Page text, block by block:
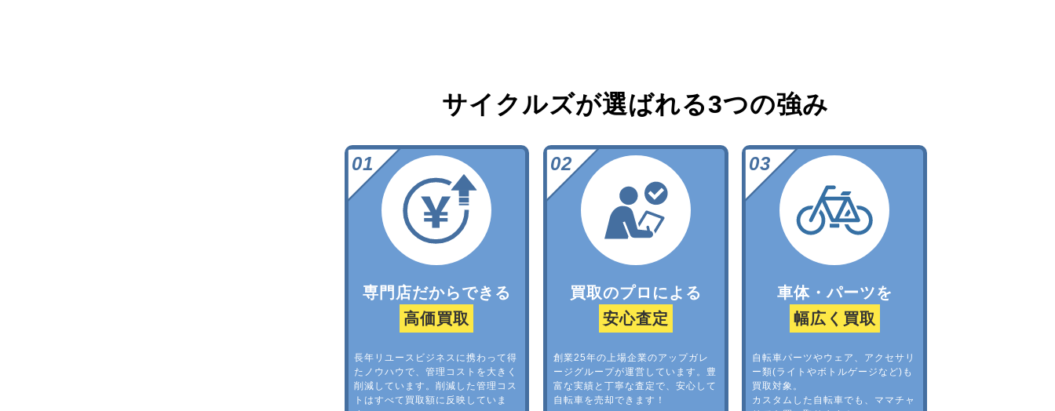
サイクルズが選ばれる3つの強み
専門店だからできる
高価買取
長年リユースビジネスに携わって得
たノウハウで、管理コストを大きく
削減しています。削減した管理コス
トはすべて買取額に反映していま
買取のプロによる
安心査定
創業25年の上場企業のアップガレ
ージグループが運営しています。豊
富な実績と丁寧な査定で、安心して
自転車を売却できます！
車体・パーツを
幅広く買取
自転車パーツやウェア、アクセサリ
ー類(ライトやボトルゲージなど)も
買取対象。
カスタムした自転車でも、ママチャ